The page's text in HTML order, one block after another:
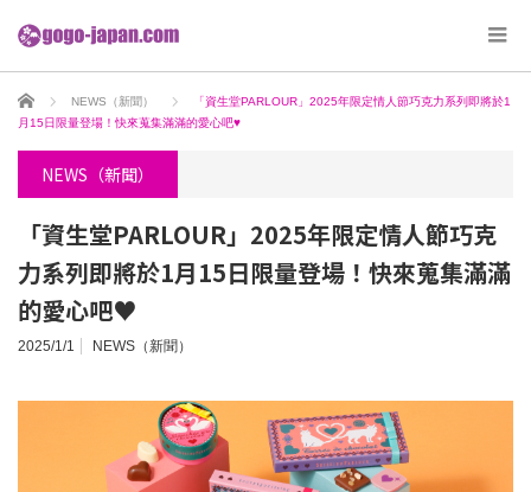
ホーム NEWS（新聞）
「資生堂PARLOUR」2025年限定情人節巧克力系列即將於1
月15日限量登場！快來蒐集滿滿的愛心吧♥
NEWS（新聞）
「資生堂PARLOUR」2025年限定情人節巧克
力系列即將於1月15日限量登場！快來蒐集滿滿
的愛心吧♥
2025/1/1 NEWS（新聞）